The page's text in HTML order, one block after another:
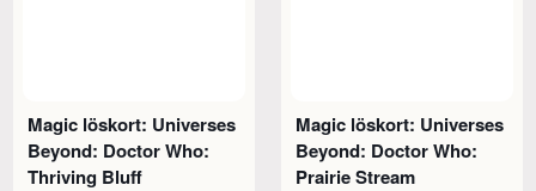
Magic löskort: Universes
Beyond: Doctor Who:
Thriving Bluff
Magic löskort: Universes
Beyond: Doctor Who:
Prairie Stream